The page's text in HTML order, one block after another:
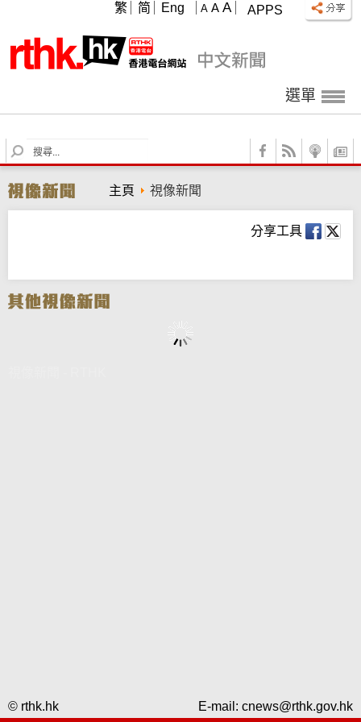
APPS
A A A
繁 简 Eng
選單
S
e
r
c
主頁 視像新聞
分享工具
© rthk.hk E-mail: cnews@rthk.gov.hk